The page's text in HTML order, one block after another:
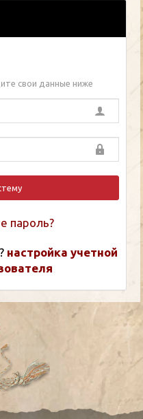
свои данные ниже
пароль?
настройка учетной